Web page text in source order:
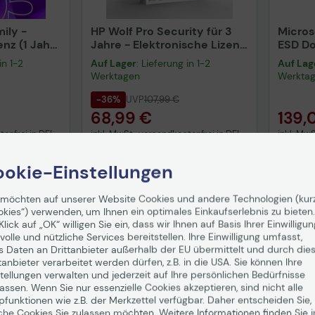
-
(1 Jahr)
bis zu 5
1-2
in DE!
HP Wolf Pro Security für 3
Jahre - Elektronische Lizenz
für 1 Gerät (1-99 Lizenzen)
Auf Lager: Lieferung in 1-2
Werktagen
-36% UVP107,99 €
68,99 €
inkl. MwSt., versandkostenfrei in DE!
Technisches Produktdatenblatt
Vorvertragliche Informationen
gemäß der EU-
Datenverordnung
ESD
Auf
inkl.
Einstellungen
auf unserer Website Cookies und andere Technologien
verwenden, um Ihnen ein optimales Einkaufserlebnis zu bieten.
auf „OK“ willigen Sie ein, dass wir Ihnen auf Basis Ihrer
und nützliche Services bereitstellen. Ihre Einwilligung umfasst,
Daten an Drittanbieter außerhalb der EU übermittelt und durch
verarbeitet werden dürfen, z.B. in die USA. Sie können Ihre
verwalten und jederzeit auf Ihre persönlichen Bedürfnisse
Wenn Sie nur essenzielle Cookies akzeptieren, sind nicht alle
wie z.B. der Merkzettel verfügbar. Daher entscheiden Sie,